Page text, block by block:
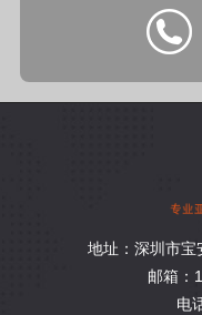
地址：深圳市宝
邮箱：
电